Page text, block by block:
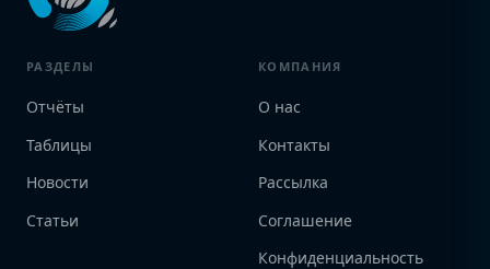
РАЗДЕЛЫ
Отчёты
Таблицы
Новости
Статьи
КОМПАНИЯ
О нас
Контакты
Рассылка
Соглашение
Конфиденциальность